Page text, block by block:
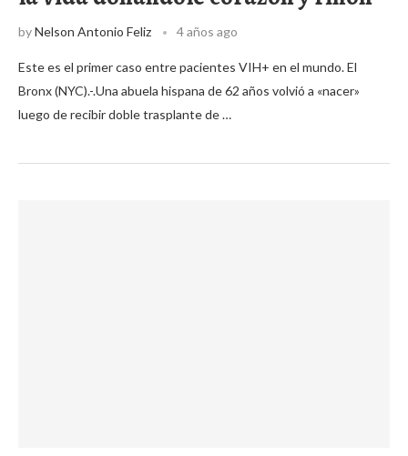
byNelson Antonio Feliz 4 años ago
Este es el primer caso entre pacientes VIH+ en el mundo. El
Bronx (NYC).-.Una abuela hispana de 62 años volvió a «nacer»
luego de recibir doble trasplante de …